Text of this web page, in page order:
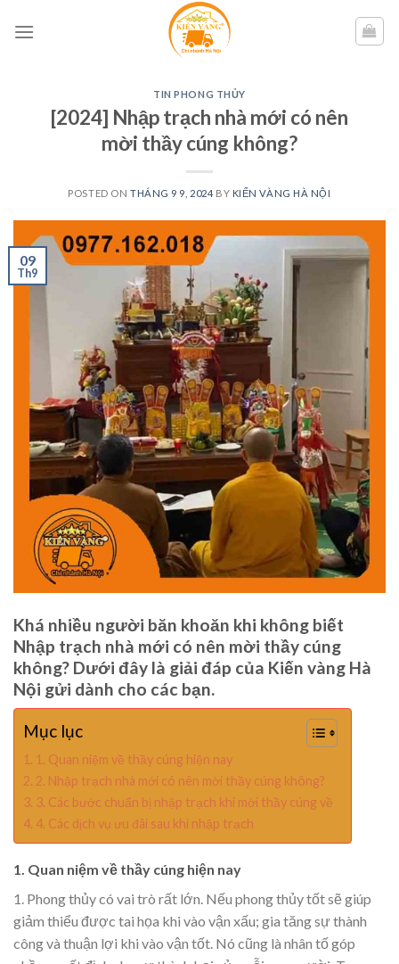
TIN PHONG THỦY
[2024] Nhập trạch nhà mới có nên
mời thầy cúng không?
POSTED ON THÁNG 9 9, 2024 BY KIẾN VÀNG HÀ NỘI
09
Th9
Khá nhiều người băn khoăn khi không biết
Nhập trạch nhà mới có nên mời thầy cúng
không? Dưới đây là giải đáp của Kiến vàng Hà
Nội gửi dành cho các bạn.
Mục lục
1. Quan niệm về thầy cúng hiện nay
2. Nhập trạch nhà mới có nên mời thầy cúng không?
3. Các bước chuẩn bị nhập trạch khi mời thầy cúng về
4. Các dịch vụ ưu đãi sau khi nhập trạch
1. Quan niệm về thầy cúng hiện nay
1. Phong thủy có vai trò rất lớn. Nếu phong thủy tốt sẽ giúp
giảm thiểu được tai họa khi vào vận xấu; gia tăng sự thành
công và thuận lợi khi vào vận tốt. Nó cũng là nhân tố góp